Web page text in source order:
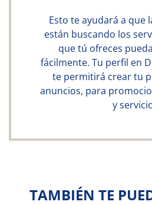
Esto te ayudará a que
están buscando los
que tú ofreces
fácilmente. Tu perfil en
te permitirá crear tu
anuncios, para
y
TAMBIÉN TE